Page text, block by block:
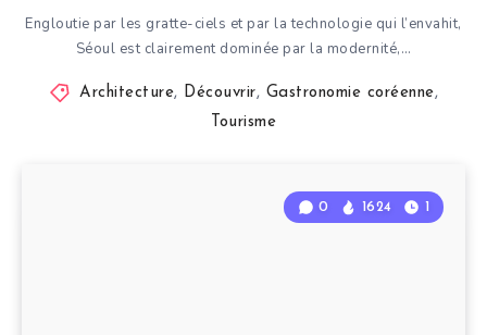
Engloutie par les gratte-ciels et par la technologie qui l’envahit,
Séoul est clairement dominée par la modernité,…
Architecture, Découvrir, Gastronomie coréenne,
Tourisme
0 1624 1